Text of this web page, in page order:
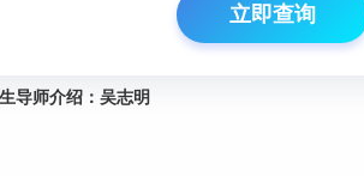
立即查询
导师介绍：吴志明